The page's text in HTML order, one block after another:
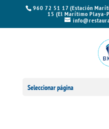
960 72 51 17 (Estación
15 (El Marítimo Playa-
Seleccionar página